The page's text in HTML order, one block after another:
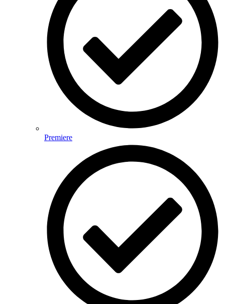
Premiere